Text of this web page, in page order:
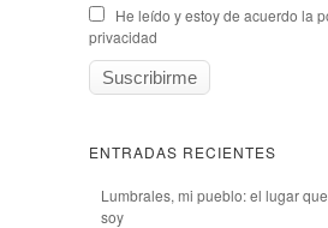
He leído y estoy de acuerdo la
privacidad
ENTRADAS RECIENTES
Lumbrales, mi pueblo: el lugar
soy